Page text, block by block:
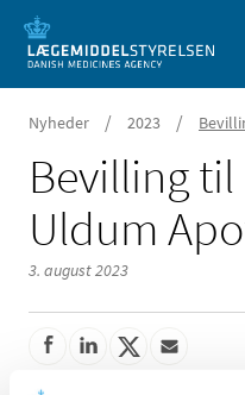
Nyheder / 2023 /
Bevilling
Uldum
3. august 2023